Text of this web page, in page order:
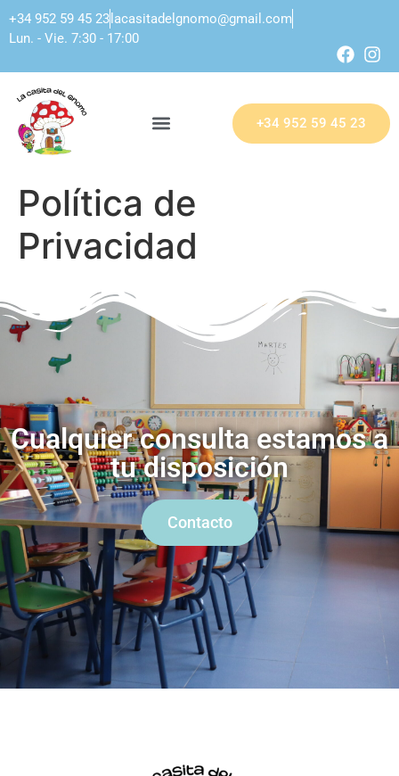
+34 952 59 45 23 lacasitadelgnomo@gmail.com
Lun. - Vie. 7:30 - 17:00
+34 952 59 45 23
Política de
Privacidad
Cualquier consulta estamos a
tu disposición
Contacto